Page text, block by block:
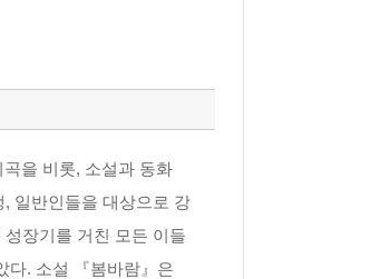
을 비롯, 소설과 동화
일반인들을 대상으로 강
장기를 거친 모든 이들
다. 소설 『봄바람』은